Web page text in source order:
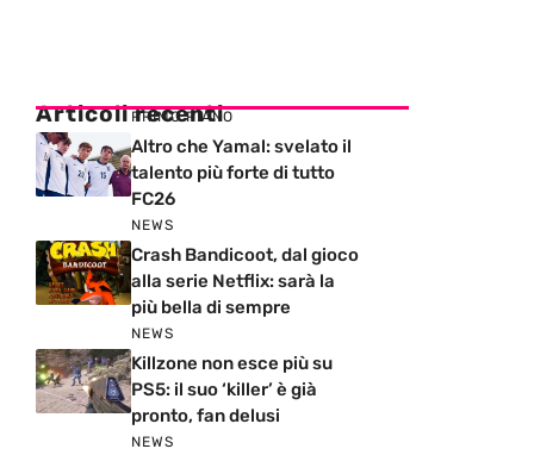
Articoli recenti
PRIMO PIANO
Altro che Yamal: svelato il
talento più forte di tutto
FC26
NEWS
Crash Bandicoot, dal gioco
alla serie Netflix: sarà la
più bella di sempre
NEWS
Killzone non esce più su
PS5: il suo ‘killer’ è già
pronto, fan delusi
NEWS